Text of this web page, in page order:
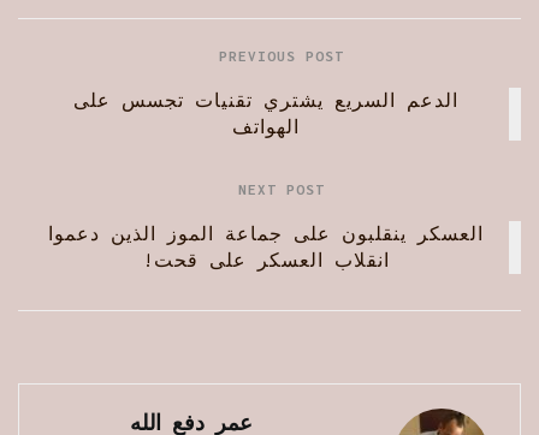
PREVIOUS POST
الدعم السريع يشتري تقنيات تجسس على
الهواتف
NEXT POST
العسكر ينقلبون على جماعة الموز الذين دعموا
انقلاب العسكر على قحت!
عمر دفع الله